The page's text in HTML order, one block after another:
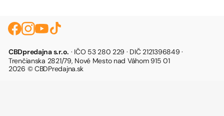
CBDpredajna s.r.o. · IČO 53 280 229 · DIČ 2121396849 ·
Trenčianska 2821/79, Nové Mesto nad Váhom 915 01
2026 © CBDPredajna.sk